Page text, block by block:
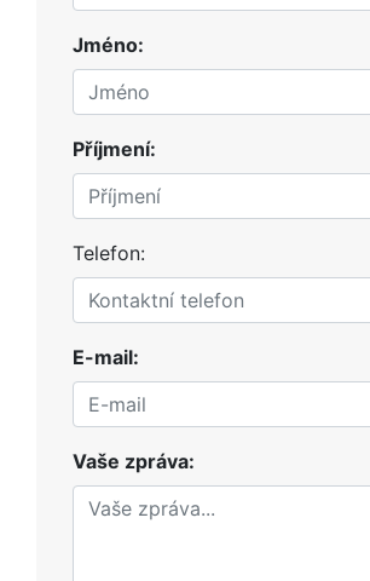
Jméno:
Příjmení:
Telefon:
E-mail:
Vaše zpráva: